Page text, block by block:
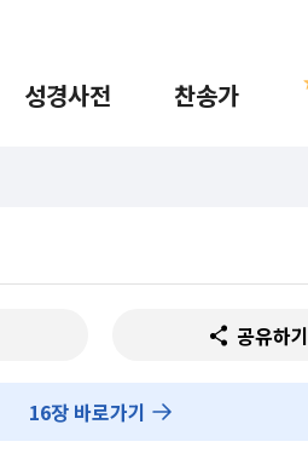
성경사전 찬송가
공유하기
16장 바로가기